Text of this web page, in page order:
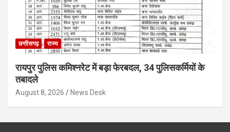
छत्तीसगढ़ राज्य
रायपुर पुलिस कमिश्नरेट में बड़ा फेरबदल, 34 पुलिसकर्मियों के
तबादले
August 8, 2026 News Desk